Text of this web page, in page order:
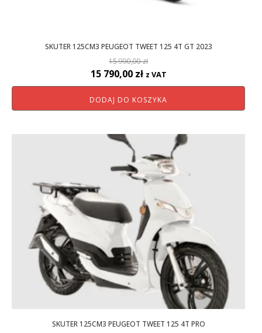
SKUTER 125CM3 PEUGEOT TWEET 125 4T GT 2023
15 990,00zł
Pierwotna
cena
wynosiła:
990,00 zł.
15 790,00 złAktualna
cena
wynosi:
790,00 zł.
z VAT
DODAJ DO KOSZYKA
SKUTER 125CM3 PEUGEOT TWEET 125 4T PRO